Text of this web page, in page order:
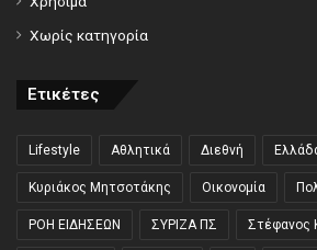
Χωρίς κατηγορία
Ετικέτες
Lifestyle Αθλητικά Διεθνή
Κυριάκος Μητσοτάκης Οικονομία
ΡΟΗ ΕΙΔΗΣΕΩΝ ΣΥΡΙΖΑ ΠΣ Στέφανος